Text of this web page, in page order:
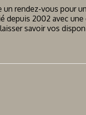
un rendez-vous pour
depuis 2002 avec
savoir vos